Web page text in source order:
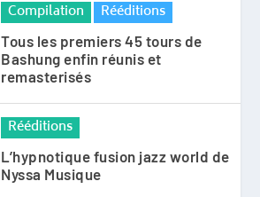
Compilation Rééditions
Tous les premiers 45 tours de
Bashung enfin réunis et
remasterisés
Rééditions
L’hypnotique fusion jazz world de
Nyssa Musique